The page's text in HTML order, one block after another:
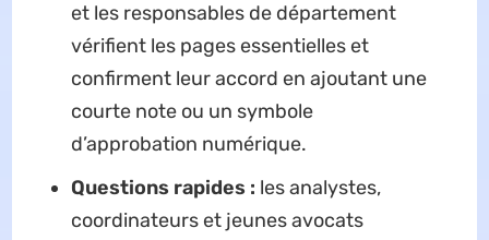
et les responsables de département
vérifient les pages essentielles et
confirment leur accord en ajoutant une
courte note ou un symbole
d’approbation numérique.
Questions rapides : les analystes,
coordinateurs et jeunes avocats